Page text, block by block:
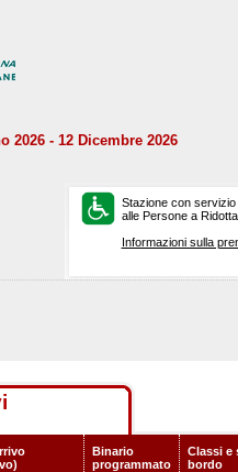
2026 - 12 Dicembre 2026
Stazione con
alle Persone a
Informazioni sulla
Binario
programmato
Classi e
bordo